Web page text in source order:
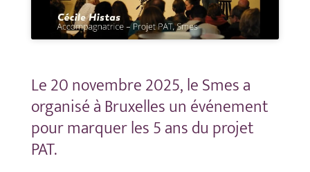
Le 20 novembre 2025, le Smes a
organisé à Bruxelles un événement
pour marquer les 5 ans du projet
PAT.